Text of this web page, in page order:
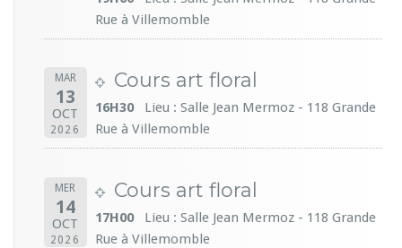
Rue à Villemomble
MAR
13
OCT
2026
Cours art floral
16H30
Lieu : Salle Jean Mermoz - 118 Grande
Rue à Villemomble
MER
14
OCT
2026
Cours art floral
17H00
Lieu : Salle Jean Mermoz - 118 Grande
Rue à Villemomble